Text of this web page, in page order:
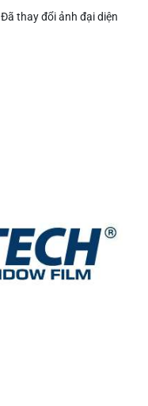
Đã thay đổi ảnh đại diện